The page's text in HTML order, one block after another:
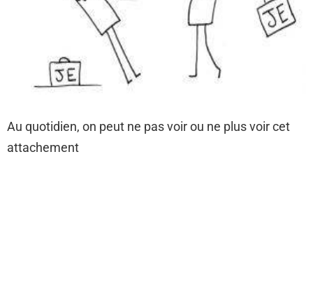
Au quotidien, on peut ne pas voir ou ne plus voir cet
attachement